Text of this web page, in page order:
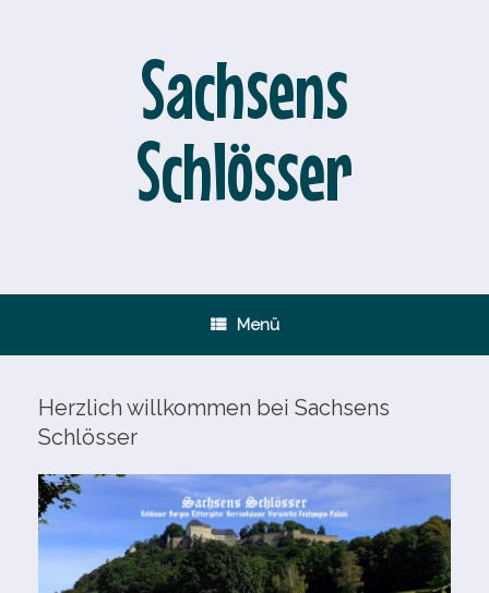
Sachsens
Schlösser
Menü
Herzlich willkommen bei Sachsens
Schlösser